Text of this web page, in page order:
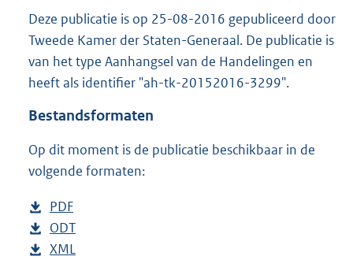
s
r
o
o
:
Deze publicatie is op 25-08-2016 gepubliceerd door
Tweede Kamer der Staten-Generaal. De publicatie is
van het type Aanhangsel van de Handelingen en
heeft als identifier "ah-tk-20152016-3299".
Bestandsformaten
Op dit moment is de publicatie beschikbaar in de
volgende formaten:
D
o
w
PDF
e
s
D
o
ODT
D
XML